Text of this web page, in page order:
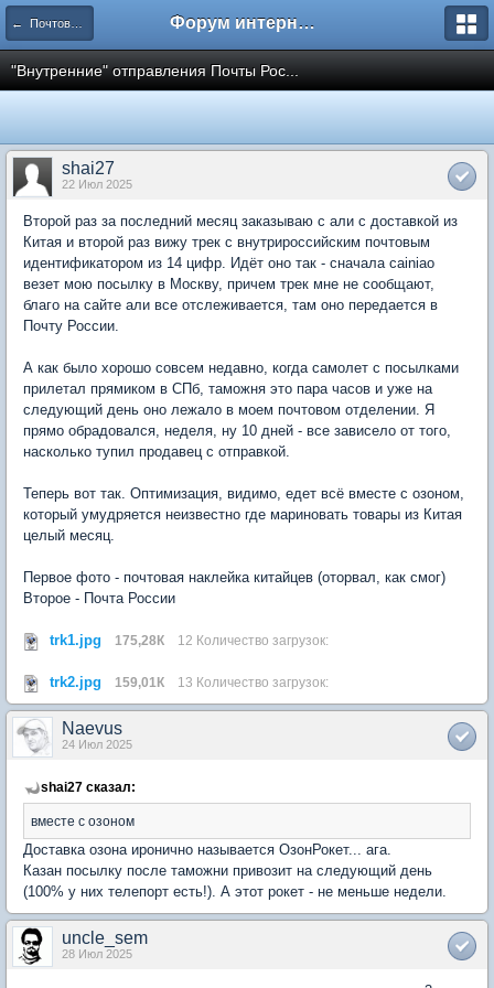
← Почтовые службы Форум интернет покупателей
"Внутренние" отправления Почты Рос...
shai27
22 Июл 2025
Второй раз за последний месяц заказываю с али с доставкой из
Китая и второй раз вижу трек с внутрироссийским почтовым
идентификатором из 14 цифр. Идёт оно так - сначала cainiao
везет мою посылку в Москву, причем трек мне не сообщают,
благо на сайте али все отслеживается, там оно передается в
Почту России.
А как было хорошо совсем недавно, когда самолет с посылками
прилетал прямиком в СПб, таможня это пара часов и уже на
следующий день оно лежало в моем почтовом отделении. Я
прямо обрадовался, неделя, ну 10 дней - все зависело от того,
насколько тупил продавец с отправкой.
Теперь вот так. Оптимизация, видимо, едет всё вместе с озоном,
который умудряется неизвестно где мариновать товары из Китая
целый месяц.
Первое фото - почтовая наклейка китайцев (оторвал, как смог)
Второе - Почта России
trk1.jpg 175,28К 12 Количество загрузок:
trk2.jpg 159,01К 13 Количество загрузок:
Naevus
24 Июл 2025
shai27 сказал:
вместе с озоном
Доставка озона иронично называется ОзонРокет... ага.
Казан посылку после таможни привозит на следующий день
(100% у них телепорт есть!). А этот рокет - не меньше недели.
uncle_sem
28 Июл 2025